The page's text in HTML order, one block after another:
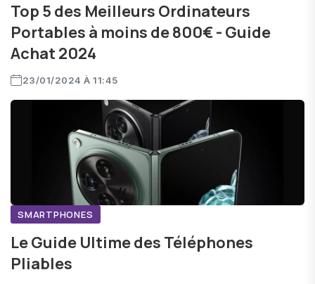
Top 5 des Meilleurs Ordinateurs
Portables à moins de 800€ - Guide
Achat 2024
23/01/2024 À 11:45
SMARTPHONES
Le Guide Ultime des Téléphones
Pliables